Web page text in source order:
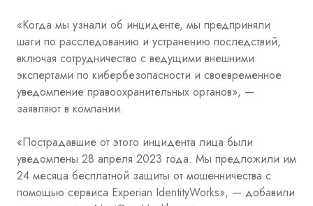
«Когда мы узнали об инциденте, мы предприняли
шаги по расследованию и устранению последствий,
включая сотрудничество с ведущими внешними
экспертами по кибербезопасности и своевременное
уведомление правоохранительных органов», —
заявляют в компании.
«Пострадавшие от этого инцидента лица были
уведомлены 28 апреля 2023 года. Мы предложили им
24 месяца бесплатной защиты от мошенничества с
помощью сервиса Experian IdentityWorks», — добавили